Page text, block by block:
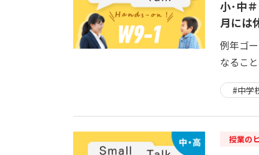
小･中
月には
例年ゴ
なるこ
#中学
授業の